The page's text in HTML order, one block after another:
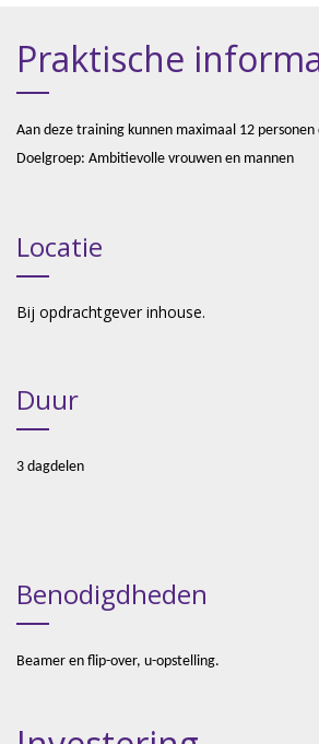
Praktische
Aan deze training kunnen maximaal 12 personen
Doelgroep: Ambitievolle vrouwen en mannen
Locatie
Bij opdrachtgever inhouse.
Duur
3 dagdelen
Benodigdheden
Beamer en flip-over, u-opstelling.